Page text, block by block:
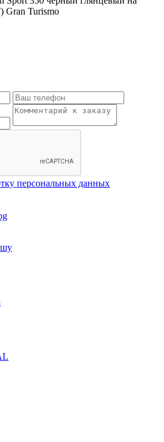
персональных данных